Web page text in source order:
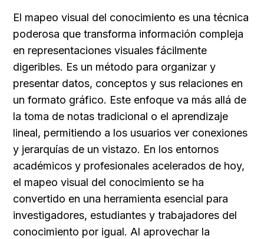
El mapeo visual del conocimiento es una técnica
poderosa que transforma información compleja
en representaciones visuales fácilmente
digeribles. Es un método para organizar y
presentar datos, conceptos y sus relaciones en
un formato gráfico. Este enfoque va más allá de
la toma de notas tradicional o el aprendizaje
lineal, permitiendo a los usuarios ver conexiones
y jerarquías de un vistazo. En los entornos
académicos y profesionales acelerados de hoy,
el mapeo visual del conocimiento se ha
convertido en una herramienta esencial para
investigadores, estudiantes y trabajadores del
conocimiento por igual. Al aprovechar la